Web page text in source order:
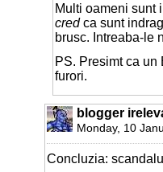
Multi oameni sunt
credca sunt
brusc. Intreaba-le
PS. Presimt ca un
furori.
blogger
Monday, 10
Concluzia: